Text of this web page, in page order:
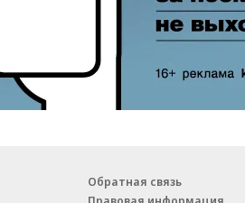
Обратная связь